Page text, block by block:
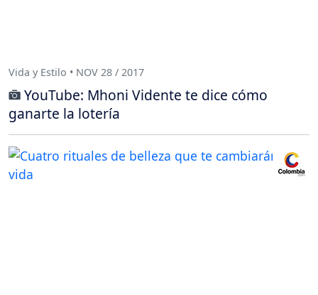
Vida y Estilo • NOV 28 / 2017
YouTube: Mhoni Vidente te dice cómo
ganarte la lotería